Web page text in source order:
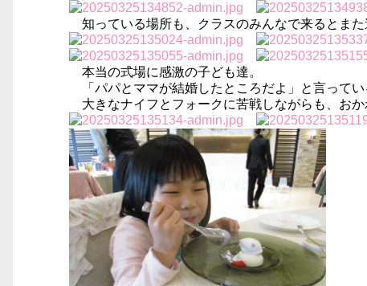
知っている場所も、クラスのみんなで来るとま
本当の式場に感激の子ども達。
「パパとママが結婚したところだよ」と言って
大きなナイフとフォークに苦戦しながらも、お